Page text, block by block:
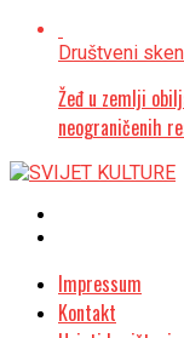
Društveni
Žeđ u zemlji
neograničenih
Impressum
Kontakt